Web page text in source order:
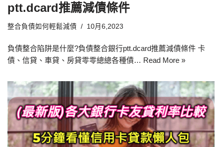
ptt.dcard推薦減債條件
整合負債如何輕鬆減債 10月6,2023
負債整合陷阱是什麼?負債整合銀行ptt.dcard推薦減債條件 卡
債、信貸、車貸、房貸零零總總各種債… Read More »